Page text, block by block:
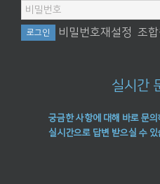
비밀번호재설정 조
실시간
궁금한 사항에 대해 바로 문의
실시간으로 답변 받으실 수 있